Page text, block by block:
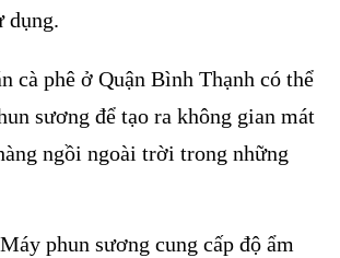
dụng.
cà phê ở Quận Bình Thạnh có thể
sương để tạo ra không gian mát
ngồi ngoài trời trong những
phun sương cung cấp độ ẩm